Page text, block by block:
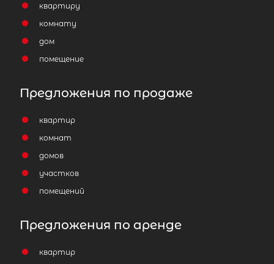
квартиру
комнату
дом
помещение
Предложения по продаже
квартир
комнат
домов
участков
помещений
Предложения по аренде
квартир